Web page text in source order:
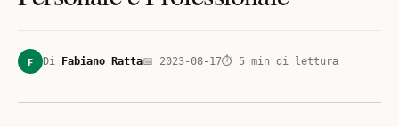
F Di Fabiano Ratta📅 2023-08-17⏱ 5 min di lettura